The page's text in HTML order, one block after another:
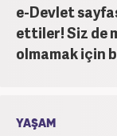
e-Devlet
ettiler! Siz de
olmamak için
YAŞAM